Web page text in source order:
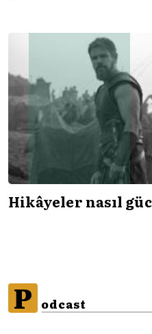
Hikâyeler nasıl
P odcast